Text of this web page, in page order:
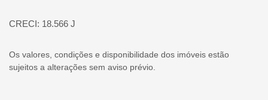
CRECI: 18.566 J
Os valores, condições e disponibilidade dos imóveis estão
sujeitos a alterações sem aviso prévio.